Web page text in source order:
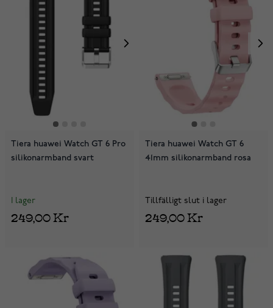
Tiera huawei Watch GT 6 Pro
silikonarmband svart
I lager
249,00 Kr
Tiera huawei Watch GT 6
41mm silikonarmband rosa
Tillfälligt slut i lager
249,00 Kr